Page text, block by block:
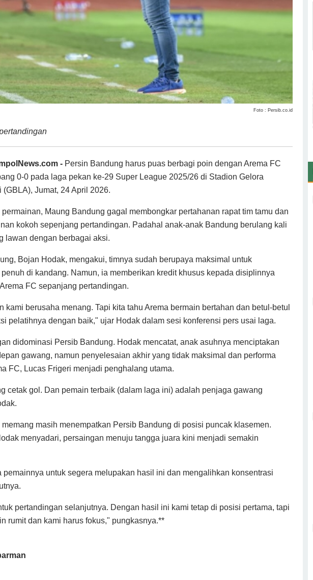
Foto : Persib.co.id
- Persin Bandung harus puas berbagi poin dengan Arema FC
0-0 pada laga pekan ke-29 Super League 2025/26 di Stadion Gelora
(GBLA), Jumat, 24 April 2026.
Maung Bandung gagal membongkar pertahanan rapat tim tamu dan
kokoh sepenjang pertandingan. Padahal anak-anak Bandung berulang kali
lawan dengan berbagai aksi.
Bojan Hodak, mengakui, timnya sudah berupaya maksimal untuk
di kandang. Namun, ia memberikan kredit khusus kepada disiplinnya
FC sepanjang pertandingan.
kami berusaha menang. Tapi kita tahu Arema bermain bertahan dan betul-betul
pelatihnya dengan baik," ujar Hodak dalam sesi konferensi pers usai laga.
didominasi Persib Bandung. Hodak mencatat, anak asuhnya menciptakan
gawang, namun penyelesaian akhir yang tidak maksimal dan performa
FC, Lucas Frigeri menjadi penghalang utama.
cetak gol. Dan pemain terbaik (dalam laga ini) adalah penjaga gawang
masih menempatkan Persib Bandung di posisi puncak klasemen.
menyadari, persaingan menuju tangga juara kini menjadi semakin
pemainnya untuk segera melupakan hasil ini dan mengalihkan konsentrasi
pertandingan selanjutnya. Dengan hasil ini kami tetap di posisi pertama, tapi
rumit dan kami harus fokus," pungkasnya.**